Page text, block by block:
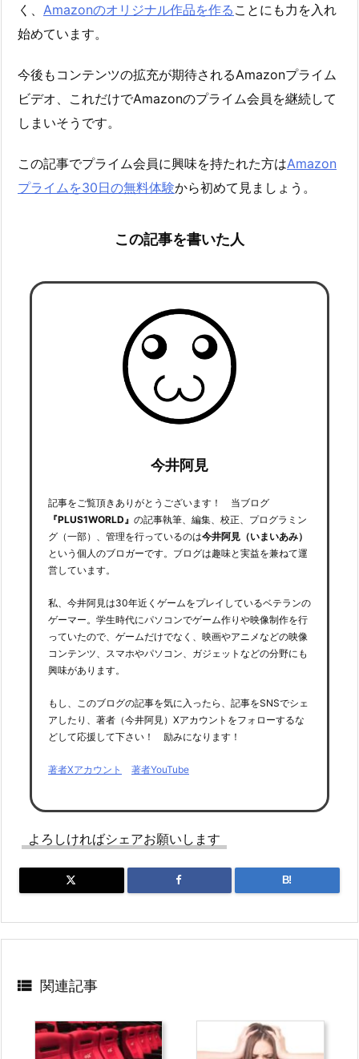
く、 Amazonのオリジナル作品を作る ことにも力を入れ
始めています。
今後もコンテンツの拡充が期待されるAmazonプライム
ビデオ、これだけでAmazonのプライム会員を継続して
しまいそうです。
この記事でプライム会員に興味を持たれた方はAmazon
プライムを30日の無料体験から初めて見ましょう。
この記事を書いた人
今井阿見
記事をご覧頂きありがとうございます！ 当ブログ
『PLUS1WORLD』 の記事執筆、編集、校正、プログラミン
グ（一部）、管理を行っているのは今井阿見（いまいあみ）
という個人のブロガーです。ブログは趣味と実益を兼ねて運
営しています。
私、今井阿見は30年近くゲームをプレイしているベテランの
ゲーマー。学生時代にパソコンでゲーム作りや映像制作を行
っていたので、ゲームだけでなく、映画やアニメなどの映像
コンテンツ、スマホやパソコン、ガジェットなどの分野にも
興味があります。
もし、このブログの記事を気に入ったら、記事をSNSでシェ
アしたり、著者（今井阿見）Xアカウントをフォローするな
どして応援して下さい！ 励みになります！
著者Xアカウント 著者YouTube
よろしければシェアお願いします
B!
 関連記事